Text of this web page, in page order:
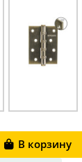
В корзину